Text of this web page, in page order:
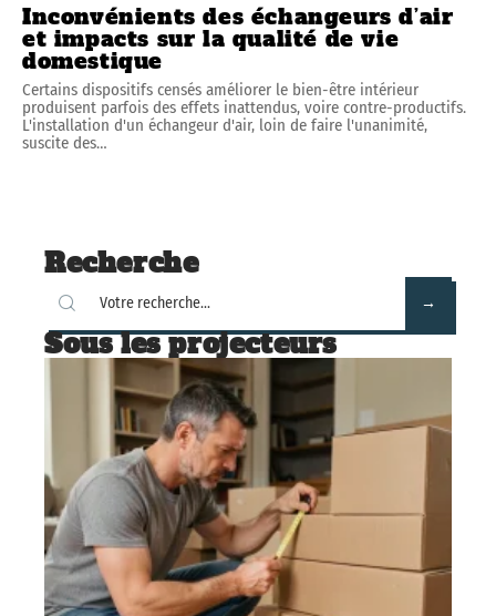
Inconvénients des échangeurs d’air
et impacts sur la qualité de vie
domestique
Certains dispositifs censés améliorer le bien-être intérieur
produisent parfois des effets inattendus, voire contre-productifs.
L'installation d'un échangeur d'air, loin de faire l'unanimité,
suscite des…
Recherche
Sous les projecteurs